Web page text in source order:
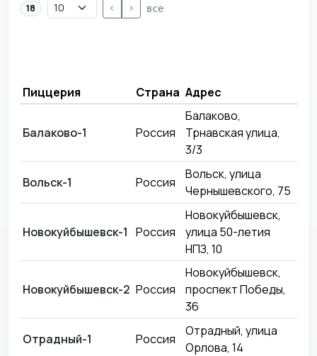
18 < > все
Пиццерия Страна Адрес
Балаково-1 Россия
Балаково,
Трнавская улица,
3/3
Вольск-1 Россия
Вольск, улица
Чернышевского, 75
Новокуйбышевск-1 Россия
Новокуйбышевск,
улица 50-летия
НПЗ, 10
Новокуйбышевск-2 Россия
Новокуйбышевск,
проспект Победы,
36
Отрадный-1 Россия
Отрадный, улица
Орлова, 14